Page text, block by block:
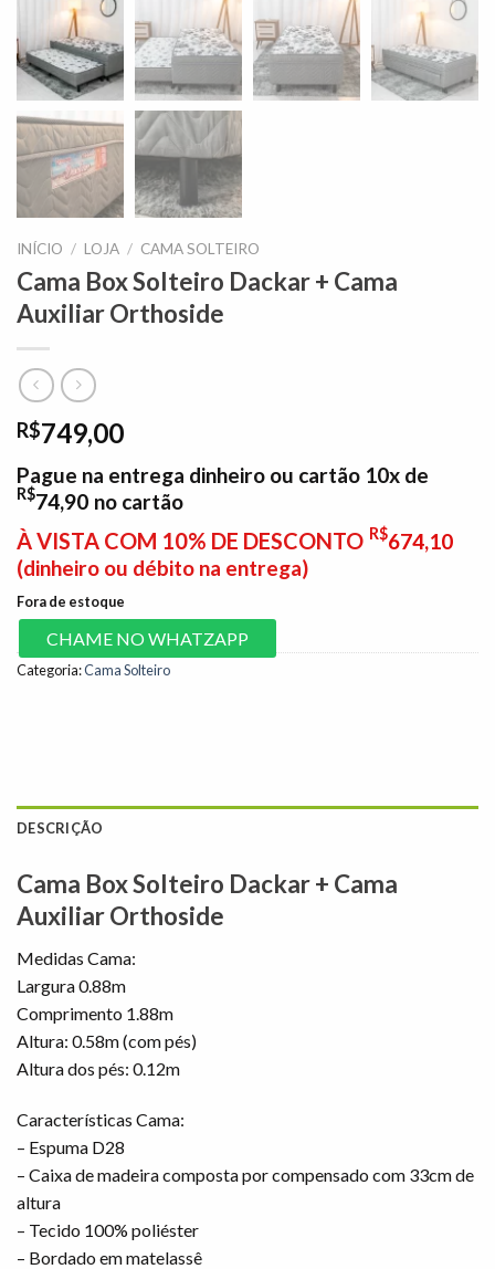
INÍCIO / LOJA / CAMA SOLTEIRO
Cama Box Solteiro Dackar + Cama
Auxiliar Orthoside
R$749,00
Pague na entrega dinheiro ou cartão 10x de
R$74,90 no cartão
À VISTA COM 10% DE DESCONTO R$674,10
(dinheiro ou débito na entrega)
Fora de estoque
CHAME NO WHATZAPP
Categoria:Cama Solteiro
DESCRIÇÃO
Cama Box Solteiro Dackar + Cama
Auxiliar Orthoside
Medidas Cama:
Largura 0.88m
Comprimento 1.88m
Altura: 0.58m (com pés)
Altura dos pés: 0.12m
Características Cama:
– Espuma D28
– Caixa de madeira composta por compensado com 33cm de
altura
– Tecido 100% poliéster
– Bordado em matelassê